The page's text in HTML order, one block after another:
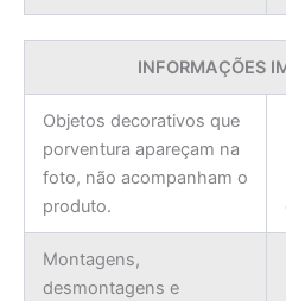
INFORMAÇÕES
Objetos decorativos que
porventura apareçam na
foto, não acompanham o
produto.
Montagens,
desmontagens e